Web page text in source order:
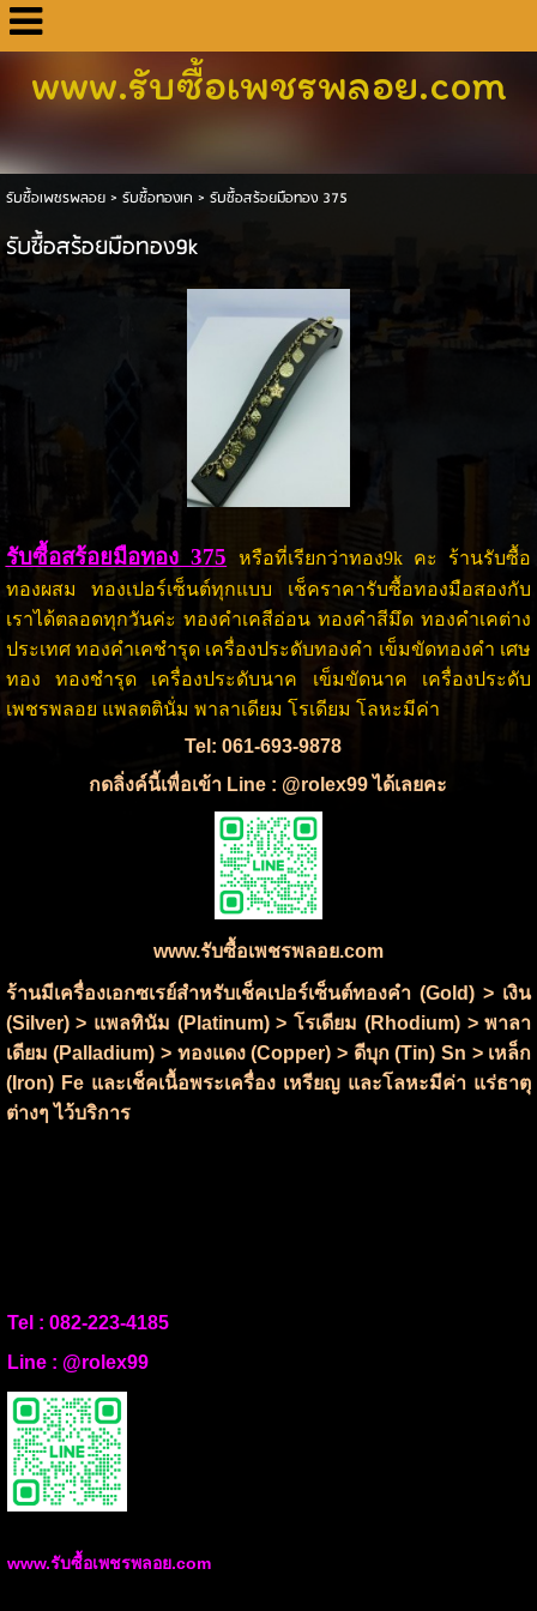
www.รับซื้อเพชรพลอย.com
รับซื้อเพชรพลอย> รับซื้อทองเค > รับซื้อสร้อยมือทอง 375
รับซื้อสร้อยมือทอง9k
รับซื้อสร้อยมือทอง 375
หรือที่เรียกว่าทอง9k คะ ร้านรับซื้อ
ทองผสม ทองเปอร์เซ็นต์ทุกแบบ เช็คราคารับซื้อทองมือสองกับ
เราได้ตลอดทุกวันค่ะ ทองคำเคสีอ่อน ทองคำสีมึด ทองคำเคต่าง
ประเทศ ทองคำเคชำรุด เครื่องประดับทองคำ เข็มขัดทองคำ เศษ
ทอง ทองชำรุด เครื่องประดับนาค เข็มขัดนาค เครื่องประดับ
เพชรพลอย แพลตตินั่ม พาลาเดียม โรเดียม โลหะมีค่า
Tel: 061-693-9878
กดลิ่งค์นี้เพื่อเข้า Line : @rolex99 ได้เลยคะ
www.รับซื้อเพชรพลอย.com
ร้านมีเครื่องเอกซเรย์สำหรับเช็คเปอร์เซ็นต์ทองคำ (Gold) > เงิน
(Silver) > แพลทินัม (Platinum) > โรเดียม (Rhodium) > พาลา
เดียม (Palladium) > ทองแดง (Copper) > ดีบุก (Tin) Sn > เหล็ก
(Iron) Fe และเช็คเนื้อพระเครื่อง เหรียญ และโลหะมีค่า แร่ธาตุ
ต่างๆ ไว้บริการ
Tel : 082-223-4185
Line : @rolex99
www.รับซื้อเพชรพลอย.com